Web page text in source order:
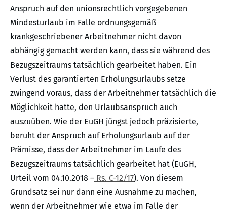
Anspruch auf den unionsrechtlich vorgegebenen
Mindesturlaub im Falle ordnungsgemäß
krankgeschriebener Arbeitnehmer nicht davon
abhängig gemacht werden kann, dass sie während des
Bezugszeitraums tatsächlich gearbeitet haben. Ein
Verlust des garantierten Erholungsurlaubs setze
zwingend voraus, dass der Arbeitnehmer tatsächlich die
Möglichkeit hatte, den Urlaubsanspruch auch
auszuüben. Wie der EuGH jüngst jedoch präzisierte,
beruht der Anspruch auf Erholungsurlaub auf der
Prämisse, dass der Arbeitnehmer im Laufe des
Bezugszeitraums tatsächlich gearbeitet hat (EuGH,
Urteil vom 04.10.2018 – Rs. C-12/17). Von diesem
Grundsatz sei nur dann eine Ausnahme zu machen,
wenn der Arbeitnehmer wie etwa im Falle der